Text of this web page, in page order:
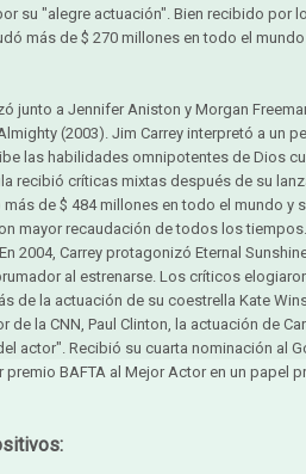
su "alegre actuación". Bien recibido por
más de $ 270 millones en todo el
junto a Jennifer Aniston y Morgan
(2003). Jim Carrey interpretó a un
las habilidades omnipotentes de Dios
recibió críticas mixtas después de su
de $ 484 millones en todo el mundo y
mayor recaudación de todos los
2004, Carrey protagonizó Eternal
al estrenarse. Los críticos
de la actuación de su coestrella Kate
de la CNN, Paul Clinton, la actuación de
actor". Recibió su cuarta nominación al
premio BAFTA al Mejor Actor en un papel